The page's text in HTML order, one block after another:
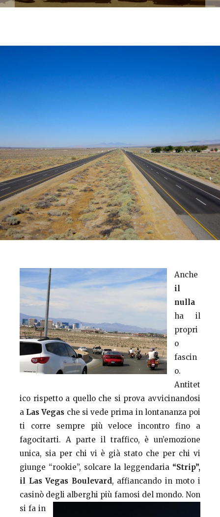
Anche
il
nulla
ha il
propri
o
fascin
o.
Antitet
ico rispetto a quello che si prova avvicinandosi
a Las Vegas che si vede prima in lontananza poi
ti corre sempre più veloce incontro fino a
fagocitarti. A parte il traffico, è un’emozione
unica, sia per chi vi è già stato che per chi vi
giunge “rookie”, solcare la leggendaria “Strip”,
il Las Vegas Boulevard, affiancando in moto i
casinò degli alberghi più famosi del mondo. Non
si fa in